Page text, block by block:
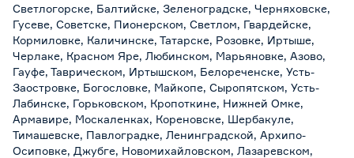
Светлогорске, Балтийске, Зеленоградске, Черняховске,
Гусеве, Советске, Пионерском, Светлом, Гвардейске,
Кормиловке, Каличинске, Татарске, Розовке, Иртыше,
Черлаке, Красном Яре, Любинском, Марьяновке, Азово,
Гауфе, Таврическом, Иртышском, Белореченске, Усть-
Заостровке, Богословке, Майкопе, Сыропятском, Усть-
Лабинске, Горьковском, Кропоткине, Нижней Омке,
Армавире, Москаленках, Кореновске, Шербакуле,
Тимашевске, Павлоградке, Ленинградской, Архипо-
Осиповке, Джубге, Новомихайловском, Лазаревском,